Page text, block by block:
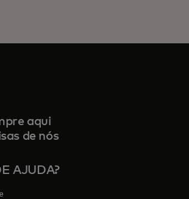
aqui
de nós
AJUDA?